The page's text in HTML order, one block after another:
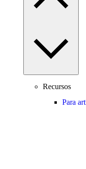
Recursos
Para